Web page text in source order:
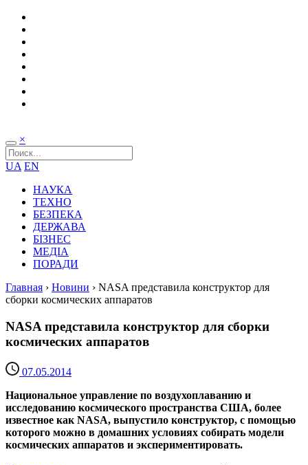
×
UA EN
НАУКА
ТЕХНО
БЕЗПЕКА
ДЕРЖАВА
БІЗНЕС
МЕДІА
ПОРАДИ
Главная › Новини › NASA представила конструктор для
сборки космических аппаратов
NASA представила конструктор для сборки
космических аппаратов
07.05.2014
Национальное управление по воздухоплаванию и
исследованию космического пространства США, более
известное как NASA, выпустило конструктор, с помощью
которого можно в домашних условиях собирать модели
космических аппаратов и экспериментировать.